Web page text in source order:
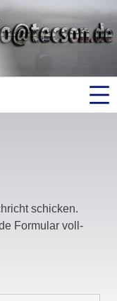
schicken.
Formular voll­